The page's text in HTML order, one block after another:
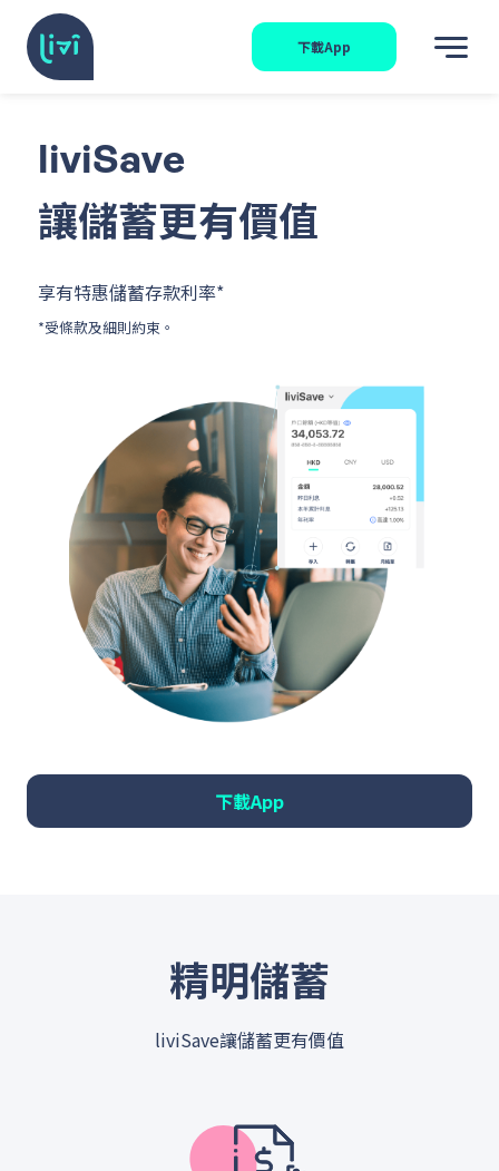
下載App
liviSave
讓儲蓄更有價值
享有特惠儲蓄存款利率*
*受條款及細則約束。
下載App
精明儲蓄
liviSave讓儲蓄更有價值